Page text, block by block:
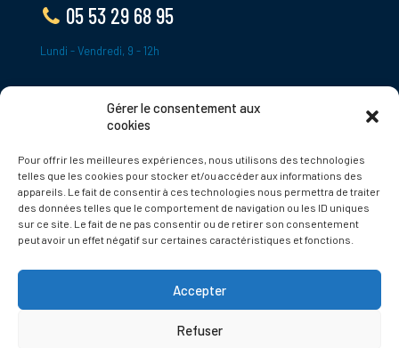
Gérer le consentement aux
cookies
Pour offrir les meilleures expériences, nous utilisons des technologies
telles que les cookies pour stocker et/ou accéder aux informations des
appareils. Le fait de consentir à ces technologies nous permettra de traiter
des données telles que le comportement de navigation ou les ID uniques
sur ce site. Le fait de ne pas consentir ou de retirer son consentement
peut avoir un effet négatif sur certaines caractéristiques et fonctions.
Accepter
Refuser
05 53 29 68 95
Lundi - Vendredi, 9 - 12h
24620 Tamniès
France
Politique de cookies